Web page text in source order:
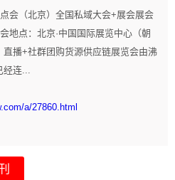
会（北京）全国私域大会+展会展会
地点：北京·中国国际展览中心（朝
播+社群团购货源供应链展览会由沸
连...
a/27860.html